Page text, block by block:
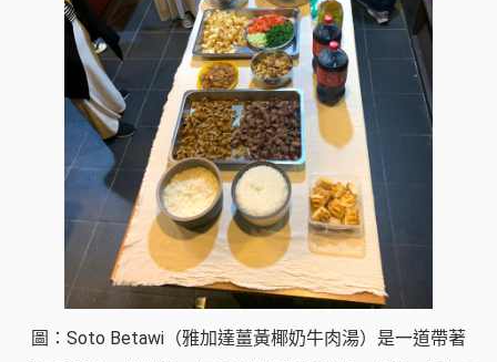
圖：Soto Betawi（雅加達薑黃椰奶牛肉湯）是一道帶著